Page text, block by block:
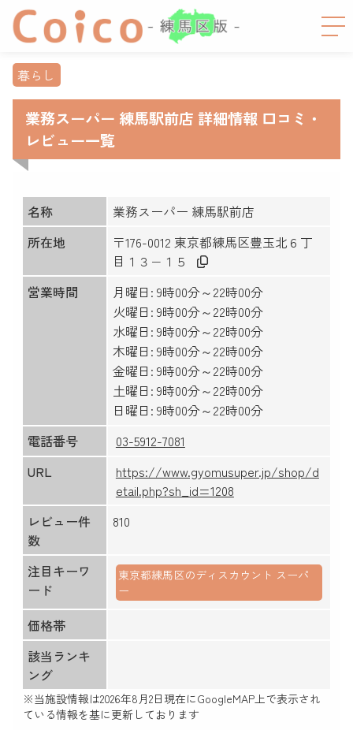
暮らし
業務スーパー 練馬駅前店 詳細情報 口コミ・
レビュー一覧
名称
業務スーパー 練馬駅前店
所在地
〒176-0012 東京都練馬区豊玉北６丁
目１３−１５
営業時間
月曜日: 9時00分～22時00分
火曜日: 9時00分～22時00分
水曜日: 9時00分～22時00分
木曜日: 9時00分～22時00分
金曜日: 9時00分～22時00分
土曜日: 9時00分～22時00分
日曜日: 9時00分～22時00分
電話番号
03-5912-7081
URL
https://www.gyomusuper.jp/shop/d
etail.php?sh_id=1208
レビュー件
数
810
注目キーワ
ード
東京都練馬区のディスカウント スーパ
ー
価格帯
該当ランキ
ング
※当施設情報は2026年8月2日現在にGoogleMAP上で表示され
ている情報を基に更新しております